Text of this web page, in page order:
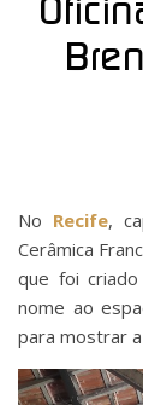
No Recife,
Cerâmica
que foi
nome ao
para mostrar